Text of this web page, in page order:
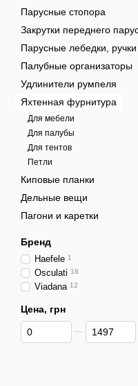
Парусные стопора
Закрутки переднего
Парусные лебедки, ручки
Палубные организаторы
Удлинители румпеля
Яхтенная фурнитура
Для мебели
Для палубы
Для тентов
Петли
Киповые планки
Дельные вещи
Пагони и каретки
Бренд
Haefele 1
Osculati 18
Viadana 12
Цена, грн
От Цена, грн
До Цена, грн